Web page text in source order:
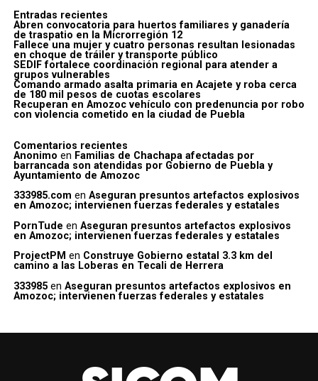
Entradas recientes
Abren convocatoria para huertos familiares y ganadería
de traspatio en la Microrregión 12
Fallece una mujer y cuatro personas resultan lesionadas
en choque de tráiler y transporte público
SEDIF fortalece coordinación regional para atender a
grupos vulnerables
Comando armado asalta primaria en Acajete y roba cerca
de 180 mil pesos de cuotas escolares
Recuperan en Amozoc vehículo con predenuncia por robo
con violencia cometido en la ciudad de Puebla
Comentarios recientes
Anonimo en Familias de Chachapa afectadas por
barrancada son atendidas por Gobierno de Puebla y
Ayuntamiento de Amozoc
333985.com en Aseguran presuntos artefactos explosivos
en Amozoc; intervienen fuerzas federales y estatales
PornTude en Aseguran presuntos artefactos explosivos
en Amozoc; intervienen fuerzas federales y estatales
ProjectPM en Construye Gobierno estatal 3.3 km del
camino a las Loberas en Tecali de Herrera
333985en Aseguran presuntos artefactos explosivos en
Amozoc; intervienen fuerzas federales y estatales